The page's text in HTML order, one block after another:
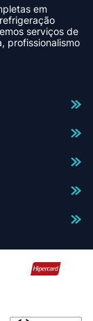
em
serviços de
profissionalismo